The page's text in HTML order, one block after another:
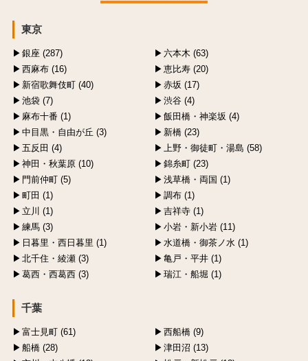
東京
銀座 (287)
六本木 (63)
西麻布 (16)
恵比寿 (20)
新宿歌舞伎町 (40)
赤坂 (17)
池袋 (7)
渋谷 (4)
麻布十番 (1)
飯田橋・神楽坂 (4)
中目黒・自由が丘 (3)
新橋 (23)
五反田 (4)
上野・御徒町・湯島 (58)
神田・秋葉原 (10)
錦糸町 (23)
門前仲町 (5)
浅草橋・両国 (1)
町田 (1)
調布 (1)
立川 (1)
吉祥寺 (1)
練馬 (3)
小岩・新小岩 (11)
日暮里・西日暮里 (1)
水道橋・御茶ノ水 (1)
北千住・綾瀬 (3)
亀戸・平井 (1)
葛西・西葛西 (3)
瑞江・船堀 (1)
千葉
富士見町 (61)
西船橋 (9)
船橋 (28)
津田沼 (13)